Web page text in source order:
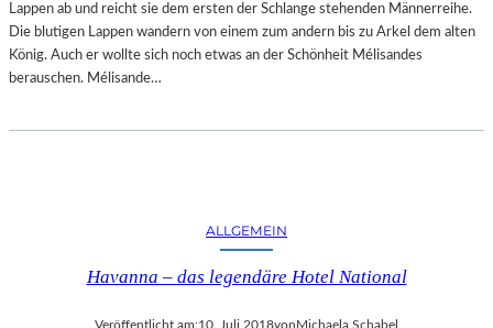
Lappen ab und reicht sie dem ersten der Schlange stehenden Männerreihe.
Die blutigen Lappen wandern von einem zum andern bis zu Arkel dem alten
König. Auch er wollte sich noch etwas an der Schönheit Mélisandes
berauschen. Mélisande…
ALLGEMEIN
Havanna – das legendäre Hotel National
Veröffentlicht am:10. Juli 2018vonMichaela Schabel